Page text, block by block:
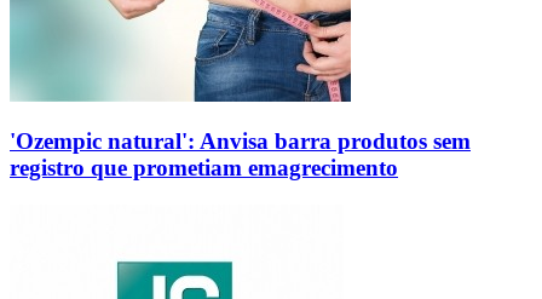
'Ozempic natural': Anvisa barra produtos sem
registro que prometiam emagrecimento